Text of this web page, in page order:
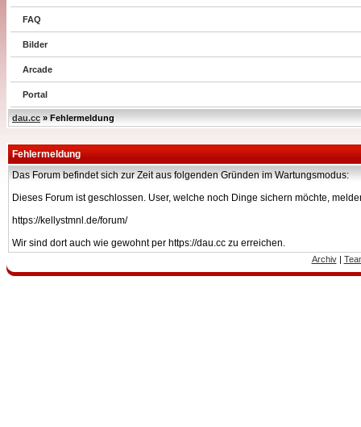
FAQ
Bilder
Arcade
Portal
dau.cc » Fehlermeldung
Fehlermeldung
Das Forum befindet sich zur Zeit aus folgenden Gründen im Wartungsmodus:
Dieses Forum ist geschlossen. User, welche noch Dinge sichern möchte,
https://kellystmnl.de/forum/
Wir sind dort auch wie gewohnt per https://dau.cc zu erreichen.
Archiv|